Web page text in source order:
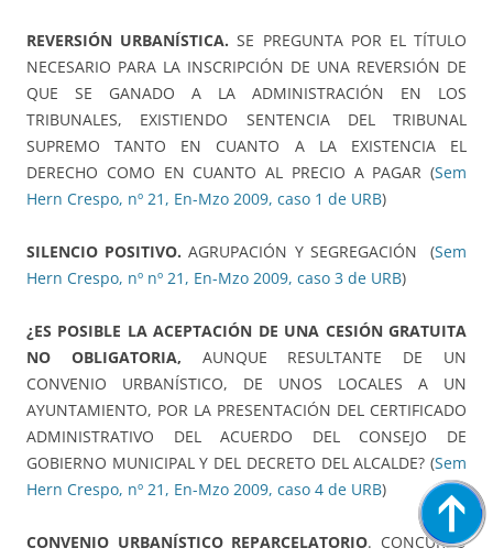
REVERSIÓN URBANÍSTICA. SE PREGUNTA POR EL TÍTULO
NECESARIO PARA LA INSCRIPCIÓN DE UNA REVERSIÓN DE
QUE SE GANADO A LA ADMINISTRACIÓN EN LOS
TRIBUNALES, EXISTIENDO SENTENCIA DEL TRIBUNAL
SUPREMO TANTO EN CUANTO A LA EXISTENCIA EL
DERECHO COMO EN CUANTO AL PRECIO A PAGAR (Sem
Hern Crespo, nº 21, En-Mzo 2009, caso 1 de URB)
SILENCIO POSITIVO. AGRUPACIÓN Y SEGREGACIÓN (Sem
Hern Crespo, nº nº 21, En-Mzo 2009, caso 3 de URB)
¿ES POSIBLE LA ACEPTACIÓN DE UNA CESIÓN GRATUITA
NO OBLIGATORIA, AUNQUE RESULTANTE DE UN
CONVENIO URBANÍSTICO, DE UNOS LOCALES A UN
AYUNTAMIENTO, POR LA PRESENTACIÓN DEL CERTIFICADO
ADMINISTRATIVO DEL ACUERDO DEL CONSEJO DE
GOBIERNO MUNICIPAL Y DEL DECRETO DEL ALCALDE? (Sem
Hern Crespo, nº 21, En-Mzo 2009, caso 4 de URB)
CONVENIO URBANÍSTICO REPARCELATORIO. CONCURSO